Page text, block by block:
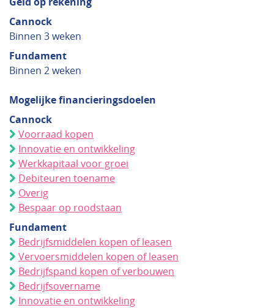
Cannock
Binnen 3 weken
Fundament
Binnen 2 weken
Mogelijke financieringsdoelen
Cannock
Voorraad kopen
Innovatie en ontwikkeling
Werkkapitaal voor groei
Debiteuren toename
Overig
Bespaar op roodstaan
Fundament
Bedrijfsmiddelen kopen of leasen
Vervoersmiddelen kopen of leasen
Bedrijfspand kopen of verbouwen
Bedrijfsovername
Innovatie en ontwikkeling